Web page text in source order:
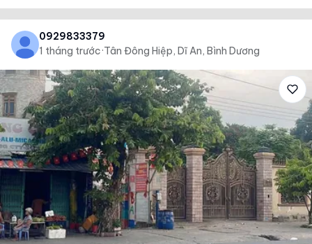
0929833379
1 tháng trước·Tân Đông Hiệp, Dĩ An, Bình Dương